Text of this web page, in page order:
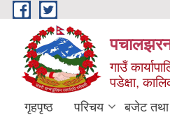
Skip to main content
गाउँ
पडेक्षा,
गृहपृष्ठ परिचय बजेट तथा